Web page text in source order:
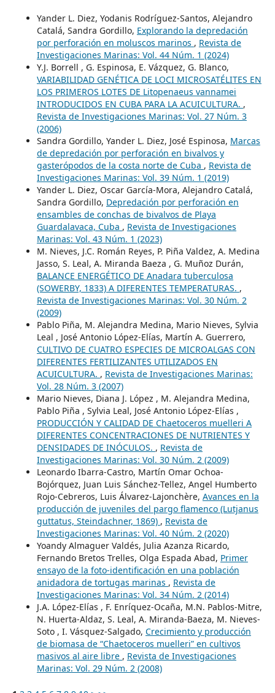
Yander L. Diez, Yodanis Rodríguez-Santos, Alejandro
Catalá, Sandra Gordillo, Explorando la depredación
por perforación en moluscos marinos , Revista de
Investigaciones Marinas: Vol. 44 Núm. 1 (2024)
Y.J. Borrell , G. Espinosa, E. Vázquez, G. Blanco,
VARIABILIDAD GENÉTICA DE LOCI MICROSATÉLITES EN
LOS PRIMEROS LOTES DE Litopenaeus vannamei
INTRODUCIDOS EN CUBA PARA LA ACUICULTURA. ,
Revista de Investigaciones Marinas: Vol. 27 Núm. 3
(2006)
Sandra Gordillo, Yander L. Diez, José Espinosa, Marcas
de depredación por perforación en bivalvos y
gasterópodos de la costa norte de Cuba , Revista de
Investigaciones Marinas: Vol. 39 Núm. 1 (2019)
Yander L. Diez, Oscar García-Mora, Alejandro Catalá,
Sandra Gordillo, Depredación por perforación en
ensambles de conchas de bivalvos de Playa
Guardalavaca, Cuba , Revista de Investigaciones
Marinas: Vol. 43 Núm. 1 (2023)
M. Nieves, J.C. Román Reyes, P. Piña Valdez, A. Medina
Jasso, S. Leal, A. Miranda Baeza , G. Muñoz Durán,
BALANCE ENERGÉTICO DE Anadara tuberculosa
(SOWERBY, 1833) A DIFERENTES TEMPERATURAS. ,
Revista de Investigaciones Marinas: Vol. 30 Núm. 2
(2009)
Pablo Piña, M. Alejandra Medina, Mario Nieves, Sylvia
Leal , José Antonio López-Elías, Martín A. Guerrero,
CULTIVO DE CUATRO ESPECIES DE MICROALGAS CON
DIFERENTES FERTILIZANTES UTILIZADOS EN
ACUICULTURA. , Revista de Investigaciones Marinas:
Vol. 28 Núm. 3 (2007)
Mario Nieves, Diana J. López , M. Alejandra Medina,
Pablo Piña , Sylvia Leal, José Antonio López-Elías ,
PRODUCCIÓN Y CALIDAD DE Chaetoceros muelleri A
DIFERENTES CONCENTRACIONES DE NUTRIENTES Y
DENSIDADES DE INÓCULOS. , Revista de
Investigaciones Marinas: Vol. 30 Núm. 2 (2009)
Leonardo Ibarra-Castro, Martín Omar Ochoa-
Bojórquez, Juan Luis Sánchez-Tellez, Angel Humberto
Rojo-Cebreros, Luis Álvarez-Lajonchère, Avances en la
producción de juveniles del pargo flamenco (Lutjanus
guttatus, Steindachner, 1869) , Revista de
Investigaciones Marinas: Vol. 40 Núm. 2 (2020)
Yoandy Almaguer Valdés, Julia Azanza Ricardo,
Fernando Bretos Trelles, Olga Espada Abad, Primer
ensayo de la foto-identificación en una población
anidadora de tortugas marinas , Revista de
Investigaciones Marinas: Vol. 34 Núm. 2 (2014)
J.A. López-Elías , F. Enríquez-Ocaña, M.N. Pablos-Mitre,
N. Huerta-Aldaz, S. Leal, A. Miranda-Baeza, M. Nieves-
Soto , I. Vásquez-Salgado, Crecimiento y producción
de biomasa de “Chaetoceros muelleri” en cultivos
masivos al aire libre , Revista de Investigaciones
Marinas: Vol. 29 Núm. 2 (2008)